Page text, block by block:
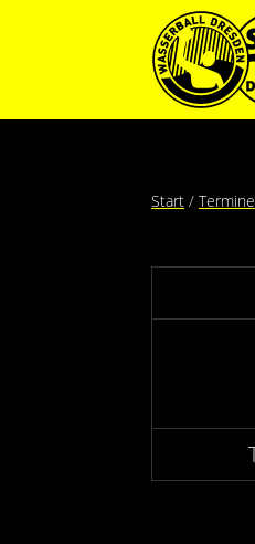
Start Termine